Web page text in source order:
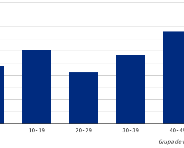
10 - 19 20 - 29 30 - 39 40 -
Grupa de